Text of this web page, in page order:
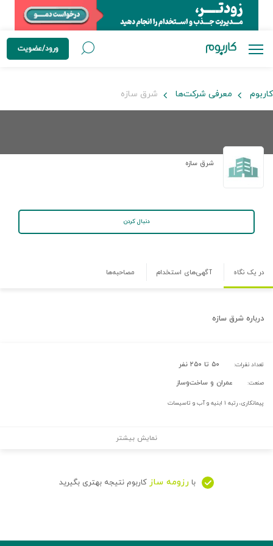
ورود/عضویت
کاربوم معرفی شرکت‌ها شرق سازه
شرق سازه
دنبال کردن
در یک نگاه آگهی‌های استخدام مصاحبه‌ها
درباره شرق سازه
تعداد نفرات: ۵۰ تا ۲۵۰ نفر
صنعت: عمران و ساخت‌وساز
پیمانکاری، رتبه ۱ ابنیه و آب و تاسیسات
نمایش بیشتر
با رزومه ساز کاربوم نتیجه بهتری بگیرید